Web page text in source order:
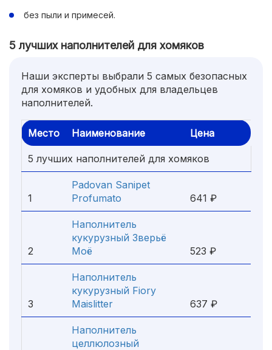
без пыли и примесей.
5 лучших наполнителей для хомяков
Наши эксперты выбрали 5 самых безопасных
для хомяков и удобных для владельцев
наполнителей.
Место Наименование Цена
5 лучших наполнителей для хомяков
1
Padovan Sanipet
Profumato
641 ₽
2
Наполнитель
кукурузный Зверьё
Моё
523 ₽
3
Наполнитель
кукурузный Fiory
Maislitter
637 ₽
Наполнитель
целлюлозный